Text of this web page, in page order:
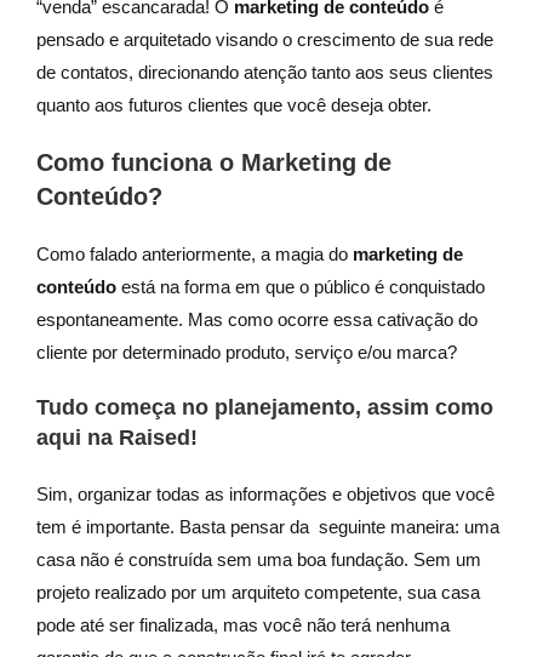
“venda” escancarada! O marketing de conteúdo é
pensado e arquitetado visando o crescimento de sua rede
de contatos, direcionando atenção tanto aos seus clientes
quanto aos futuros clientes que você deseja obter.
Como funciona o Marketing de
Conteúdo?
Como falado anteriormente, a magia do marketing de
conteúdo está na forma em que o público é conquistado
espontaneamente. Mas como ocorre essa cativação do
cliente por determinado produto, serviço e/ou marca?
Tudo começa no planejamento, assim como
aqui na Raised!
Sim, organizar todas as informações e objetivos que você
tem é importante. Basta pensar da seguinte maneira: uma
casa não é construída sem uma boa fundação. Sem um
projeto realizado por um arquiteto competente, sua casa
pode até ser finalizada, mas você não terá nenhuma